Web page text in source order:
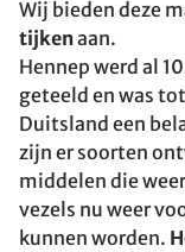
Wij bieden deze
tijkenaan.
Hennep werd al
geteeld en was
Duitsland een
zijn er soorten
middelen die
vezels nu weer
kunnen worden.